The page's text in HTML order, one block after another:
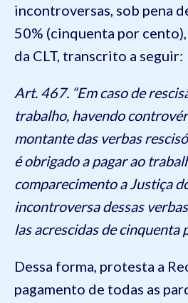
incontroversas, sob pena
50% (cinquenta por
da CLT, transcrito a seguir:
Art. 467. “Em caso de
trabalho, havendo
montante das verbas
é obrigado a pagar ao
comparecimento a Justiça
incontroversa dessas
las acrescidas de cinquenta
Dessa forma, protesta a
pagamento de todas as